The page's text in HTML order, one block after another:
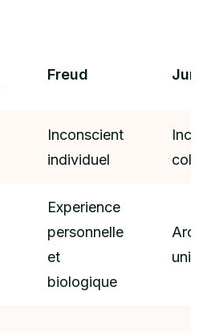
Freud
Inconscient
individuel
Experience
personnelle
et
biologique